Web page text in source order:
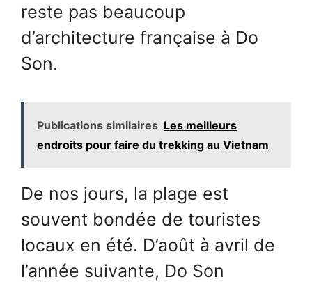
reste pas beaucoup
d’architecture française à Do
Son.
Publications similaires Les meilleurs
endroits pour faire du trekking au Vietnam
De nos jours, la plage est
souvent bondée de touristes
locaux en été. D’août à avril de
l’année suivante, Do Son